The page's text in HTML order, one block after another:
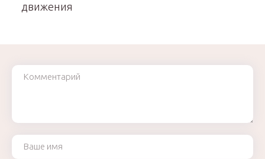
движения
Комментарий
Ваше имя